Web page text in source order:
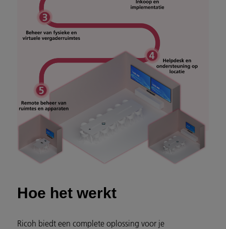
Hoe het werkt
Ricoh biedt een complete oplossing voor je